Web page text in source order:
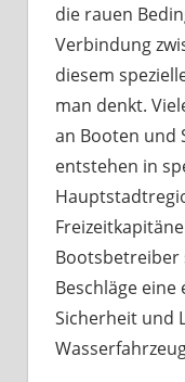
die rauen
Verbindung
diesem
man denkt.
an Booten und
entstehen in
Bootsbetreiber
Beschläge
Sicherheit und